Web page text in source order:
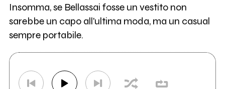
Insomma, se Bellassai fosse un vestito non
sarebbe un capo all'ultima moda, ma un casual
sempre portabile.